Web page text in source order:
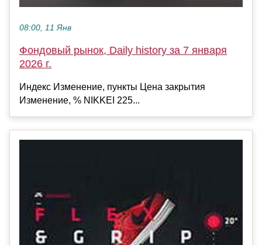
08:00, 11 Янв
Фондовый рынок, Daily history за 7 января
2026 г.
Индекс Изменение, пункты Цена закрытия
Изменение, % NIKKEI 225...